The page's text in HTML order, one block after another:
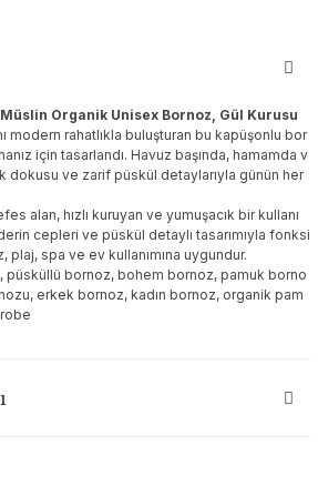
Organik Unisex Bornoz, Gül Kurusu
modern rahatlıkla buluşturan bu kapüşonlu bor
için tasarlandı. Havuz başında, hamamda v
dokusu ve zarif püskül detaylarıyla günün her
alan, hızlı kuruyan ve yumuşacık bir kullanı
cepleri ve püskül detaylı tasarımıyla fonksi
plaj, spa ve ev kullanımına uygundur.
püsküllü bornoz, bohem bornoz, pamuk borno
erkek bornoz, kadın bornoz, organik pam